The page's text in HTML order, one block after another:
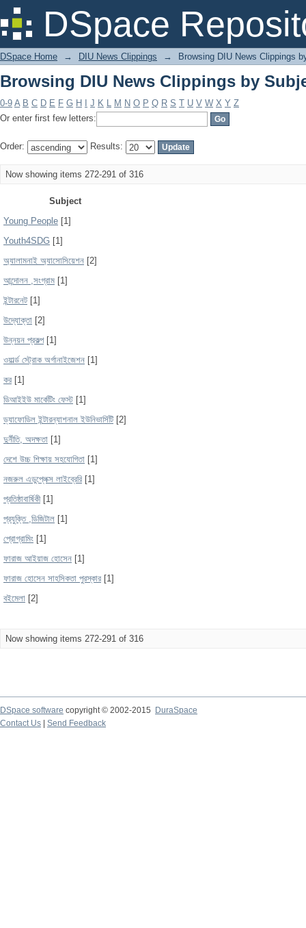
DSpace
Browsing DIU News Clippings by
DSpace Home → DIU News Clippings → Browsing DIU News Clippings
Browsing DIU News Clippings by
0-9 A B C D E F G H J K L M N O P Q R S T U V W X Y Z
Or enter first few letters:
Order: Results:
Now showing items 272-291 of 316
Subject
Young People [1]
Youth4SDG [1]
অ্যালামনাই অ্যাসোসিয়েশন [2]
আন্দোলন ,সংগ্রাম [1]
ইন্টারনেট [1]
উদ্যোক্তা [2]
উন্নয়ন প্রকল্প[1]
ওয়ার্ল্ড স্ট্রোক অর্গানাইজেশন [1]
কর [1]
ডিআইইউ মার্কেটিং ফেস্ট [1]
ড্যাফোডিল ইন্টারন্যাশনাল ইউনিভার্সিটি [2]
দুর্নীতি, অদক্ষতা [1]
দেশে উচ্চ শিক্ষায় সহযোগিতা [1]
নজরুল এডুপ্লেক্স লাইব্রেরি [1]
প্রতিষ্ঠাবার্ষিকী [1]
প্রযুক্তি ,ডিজিটাল [1]
প্রোগ্রামিং [1]
ফারাজ আইয়াজ হোসেন [1]
ফারাজ হোসেন সাহসিকতা পুরস্কার [1]
বইমেলা [2]
Now showing items 272-291 of 316
DSpace software copyright © 2002-2015
DuraSpace
Contact Us
Send Feedback